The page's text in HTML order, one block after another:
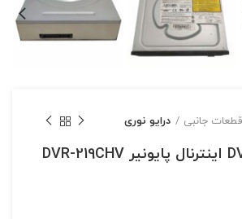
قطعات جانبی درایو نوری